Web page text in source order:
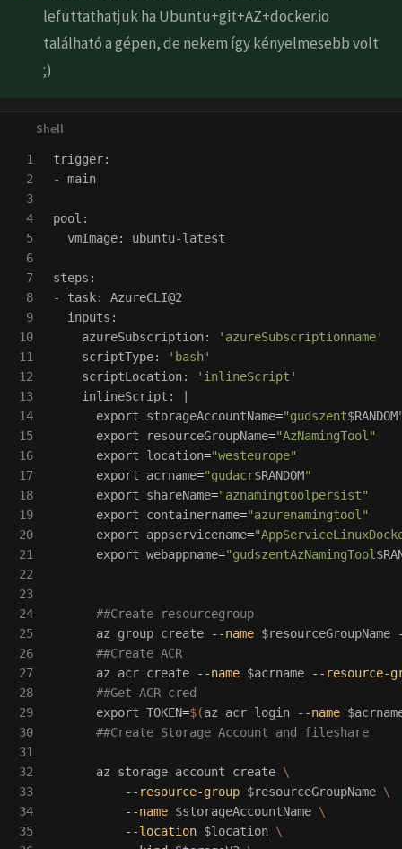
lefuttathatjuk ha Ubuntu+git+AZ+docker.io
található a gépen, de nekem így kényelmesebb volt
;)
1
2
3
4
5
6
7
8
9
10
11
12
13
14
15
16
17
18
19
20
21
22
23
24
25
26
27
28
29
30
31
32
33
34
35
trigger:
- main
pool:
  vmImage: ubuntu-latest
steps:
- task: AzureCLI@2
  inputs:
    azureSubscription:
'azureSubscriptionname'
    scriptType:
'bash'
    scriptLocation:
'inlineScript'
    inlineScript: |
export storageAccountName="gudszent$RANDOM
export
resourceGroupName="AzNamingTool"
export location="westeurope"
export acrname="gudacr$RANDOM"
export shareName="aznamingtoolpersist"
export containername="azurenamingtool"
export appservicename=
export webappname="gudszentAzNamingTool
##Create resourcegroup
      az group create
--name $resourceGroupName
##Create ACR
      az acr create
--name $acrname
--resource-
##Get ACR cred
export TOKEN=$(az acr login --name
##Create Storage Account and fileshare
      az storage account create
\
--resource-group $resourceGroupName \
--name $storageAccountName \
--location $location \